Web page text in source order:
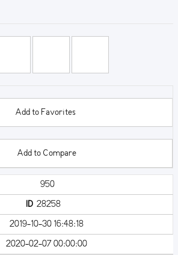
Add to Favorites
Add to Compare
950
ID28258
2019-10-30 16:48:18
2020-02-07 00:00:00